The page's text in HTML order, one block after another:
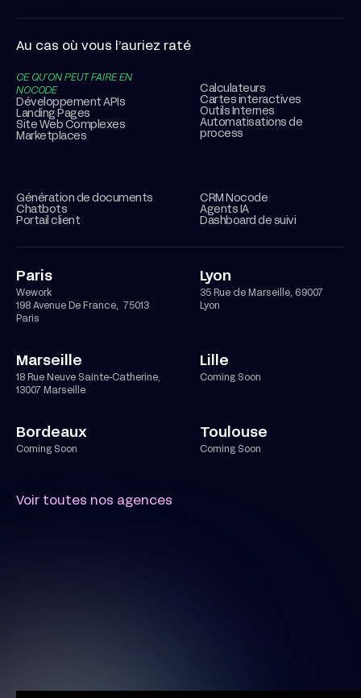
Au cas où vous l’auriez raté
CE QU’ON PEUT FAIRE EN
NOCODE
Développement APIs
Landing Pages
Site Web Complexes
Marketplaces
Calculateurs
Cartes interactives
Outils Internes
Automatisations de
process
Génération de documents
Chatbots
Portail client
CRM Nocode
Agents IA
Dashboard de suivi
Paris
Wework
198 Avenue De France, 75013
Paris
Lyon
35 Rue de Marseille, 69007
Lyon
Marseille
18 Rue Neuve Sainte-Catherine,
13007 Marseille
Lille
Coming Soon
Bordeaux
Coming Soon
Toulouse
Coming Soon
Voir toutes nos agences